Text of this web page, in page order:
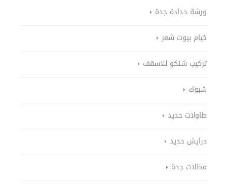
ورشة حدادة جدة
خيام بيوت شعر
تركيب شنكو للاسقف
شبوك
طاولات حديد
درايش حديد
مظلات جدة